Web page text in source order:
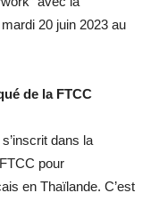
20 juin 2023 au
de la FTCC
dans la
pour
en Thaïlande. C’est